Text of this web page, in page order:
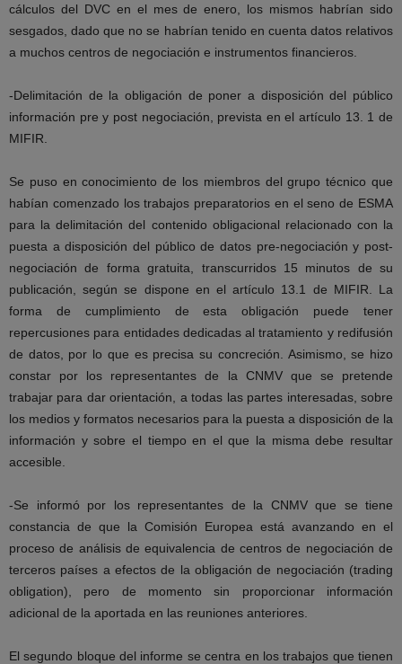
cálculos del DVC en el mes de enero, los mismos habrían sido
sesgados, dado que no se habrían tenido en cuenta datos relativos
a muchos centros de negociación e instrumentos financieros.
-Delimitación de la obligación de poner a disposición del público
información pre y post negociación, prevista en el artículo 13. 1 de
MIFIR.
Se puso en conocimiento de los miembros del grupo técnico que
habían comenzado los trabajos preparatorios en el seno de ESMA
para la delimitación del contenido obligacional relacionado con la
puesta a disposición del público de datos pre-negociación y post-
negociación de forma gratuita, transcurridos 15 minutos de su
publicación, según se dispone en el artículo 13.1 de MIFIR. La
forma de cumplimiento de esta obligación puede tener
repercusiones para entidades dedicadas al tratamiento y redifusión
de datos, por lo que es precisa su concreción. Asimismo, se hizo
constar por los representantes de la CNMV que se pretende
trabajar para dar orientación, a todas las partes interesadas, sobre
los medios y formatos necesarios para la puesta a disposición de la
información y sobre el tiempo en el que la misma debe resultar
accesible.
-Se informó por los representantes de la CNMV que se tiene
constancia de que la Comisión Europea está avanzando en el
proceso de análisis de equivalencia de centros de negociación de
terceros países a efectos de la obligación de negociación (trading
obligation), pero de momento sin proporcionar información
adicional de la aportada en las reuniones anteriores.
El segundo bloque del informe se centra en los trabajos que tienen